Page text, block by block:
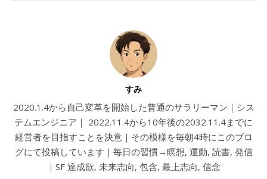
すみ
2020.1.4から自己変革を開始した普通のサラリーマン｜シス
テムエンジニア｜ 2022.11.4から10年後の2032.11.4までに
経営者を目指すことを決意｜その模様を毎朝4時にこのブロ
グにて投稿しています｜毎日の習慣→瞑想, 運動, 読書, 発信
｜SF 達成欲, 未来志向, 包含, 最上志向, 信念